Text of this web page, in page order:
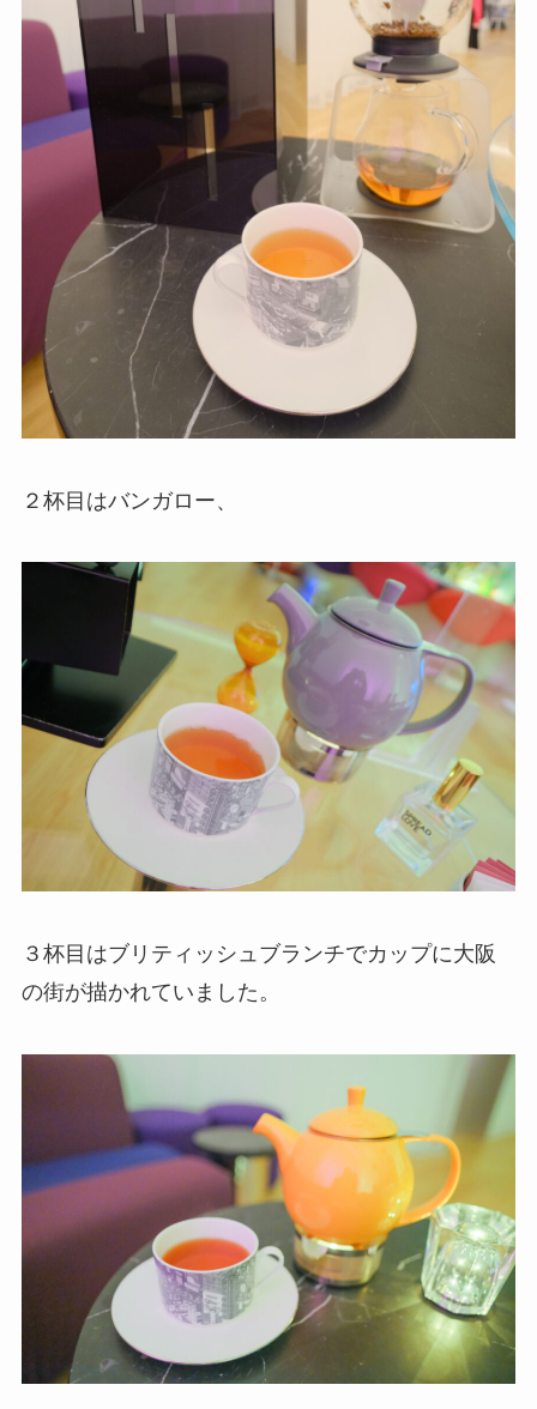
２杯目はバンガロー、
３杯目はブリティッシュブランチでカップに大阪
の街が描かれていました。